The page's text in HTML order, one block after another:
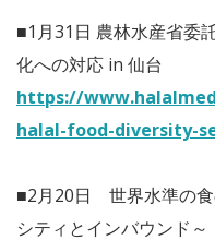
■1月31日 農林水産省委
化への対応 in 仙台
https://
halal-food-diversity-
■2月20日 世界水準の食
シティとインバウンド～